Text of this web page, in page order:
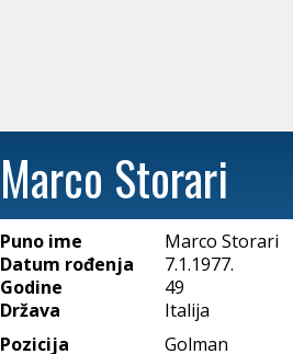
Marco Storari
Puno ime
Marco Storari
Datum rođenja
7.1.1977.
Godine
49
Država
Italija
Pozicija
Golman